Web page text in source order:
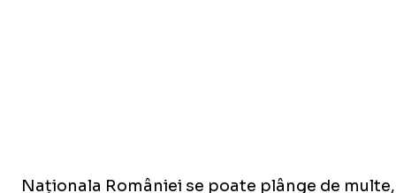
Naționala României se poate plânge de